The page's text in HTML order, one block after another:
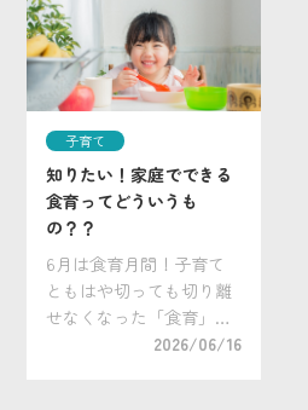
別な過ごし方や経験をさ
せてあげたいと考える親
御さんは多いでしょう。
とはいえ、それ以外の時
ら […]
子育て
知りたい！家庭でできる
食育ってどういうも
の？？
6月は食育月間！子育て
ともはや切っても切り離
せなくなった「食育」。
小学校のみならず、保育
2026/06/16